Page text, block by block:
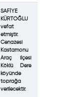
SAFİYE
KÜRTOĞLU
vefat
etmiştir.
Cenazesi
Kastamonu
Araç ilçesi
Köklü Dere
köyünde
toprağa
verilecektir.